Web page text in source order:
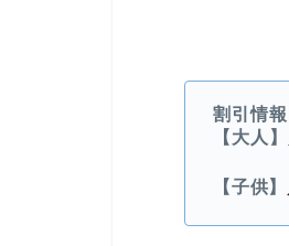
割引情報
【大人】
【子供】